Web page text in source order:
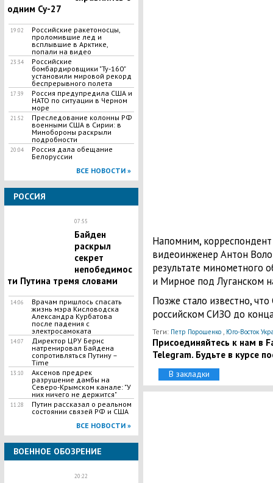
одним Су-27
19:02
Российские ракетоносцы,
проломившие лед и
всплывшие в Арктике,
попали на видео
23:34
Российские
бомбардировщики "Ту-160"
установили мировой рекорд
беспрерывного полета
17:39
Россия предупредила США и
НАТО по ситуации в Черном
море
21:52
Преследование колонны РФ
военными США в Сирии: в
Минобороны раскрыли
подробности
20:04
Россия дала обещание
Белоруссии
ВСЕ НОВОСТИ »
РОССИЯ
07:55
Байден
раскрыл
секрет
непобедимос
ти Путина тремя словами
14:06
Врачам пришлось спасать
жизнь мэра Кисловодска
Александра Курбатова
после падения с
электросамоката
14:07
Директор ЦРУ Бернс
натренировал Байдена
сопротивляться Путину –
Time
13:10
Аксенов предрек
разрушение дамбы на
Северо-Крымском канале: "У
них ничего не держится"
11:28
Путин рассказал о реальном
состоянии связей РФ и США
ВСЕ НОВОСТИ »
ВОЕННОЕ ОБОЗРЕНИЕ
20:22
Напомним,
видеоинженер Антон
результате минометного
и Мирное под Луганском
Позже стало известно,
российском СИЗО до
Теги: Петр Порошенко, Юго-Восток
Присоединяйтесь к нам в
Telegram. Будьте в курсе
В закладки